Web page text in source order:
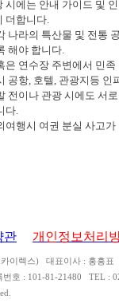
시에는 안내 가이드 및
더합니다.
나라의 특산물 및 전통
해야 합니다.
은 연수장 주변에서 민
공항, 호텔, 관광지등
전이나 관광 시에도 서
다.
여행시 여권 분실 사고